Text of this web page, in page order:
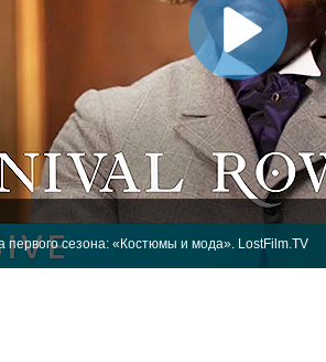
первого сезона: «Костюмы и мода». LostFilm.TV